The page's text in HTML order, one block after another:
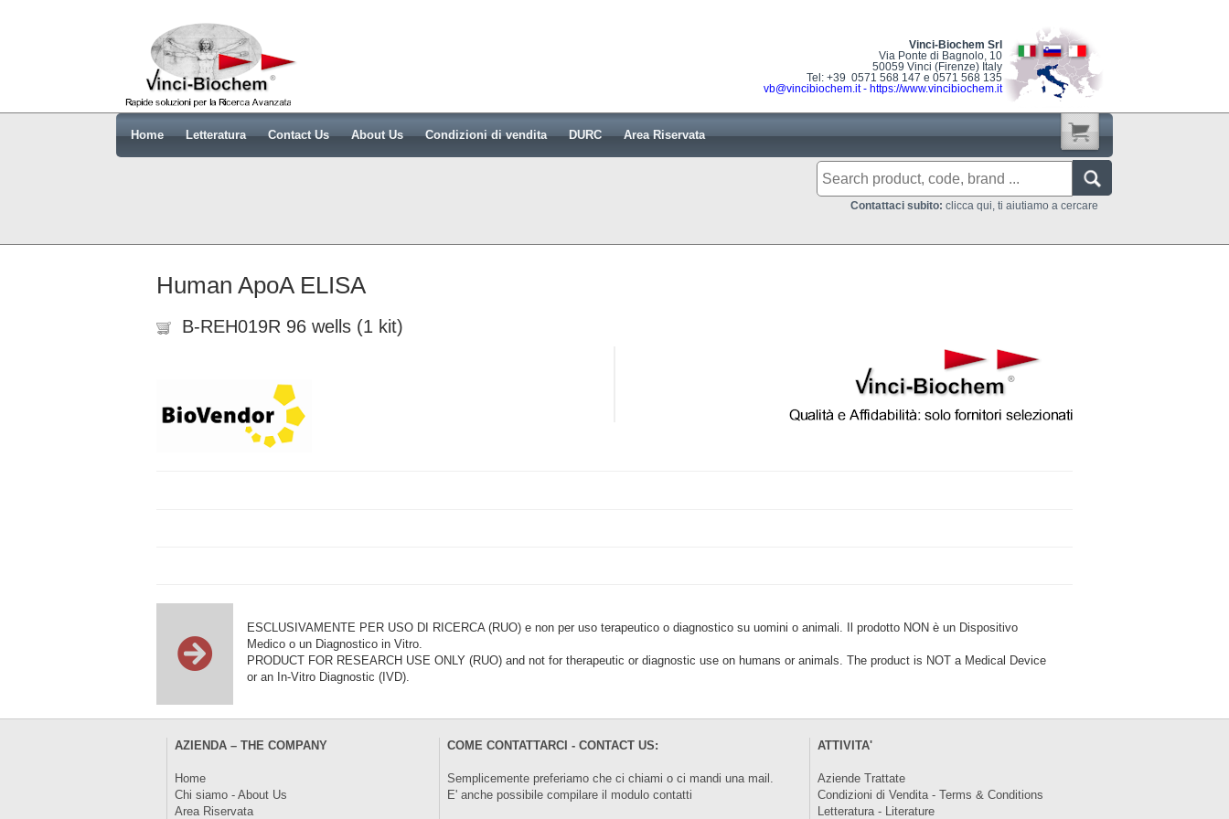
Vinci-Biochem Srl
Via Ponte di Bagnolo, 10
50059 Vinci (Firenze) Italy
Tel: +39 0571 568 147 e 0571 568 135
vb@vincibiochem.it- https://www.vincibiochem.it
Home Letteratura Contact Us About Us Condizioni di vendita DURC Area Riservata
Contattaci subito: clicca qui, ti aiutiamo a cercare
Human ApoA ELISA
B-REH019R 96 wells (1 kit)
ESCLUSIVAMENTE PER USO DI RICERCA (RUO) e non per uso terapeutico o diagnostico su uomini o animali. Il prodotto NON è un Dispositivo
Medico o un Diagnostico in Vitro.
PRODUCT FOR RESEARCH USE ONLY (RUO) and not for therapeutic or diagnostic use on humans or animals. The product is NOT a Medical Device
or an In-Vitro Diagnostic (IVD).
AZIENDA – THE COMPANY
Home
Chi siamo - About Us
Area Riservata
COME CONTATTARCI - CONTACT US:
Semplicemente preferiamo che ci chiami o ci mandi una mail.
E' anche possibile compilare il modulocontatti
ATTIVITA'
Aziende Trattate
Condizioni di Vendita - Terms & Conditions
Letteratura - Literature